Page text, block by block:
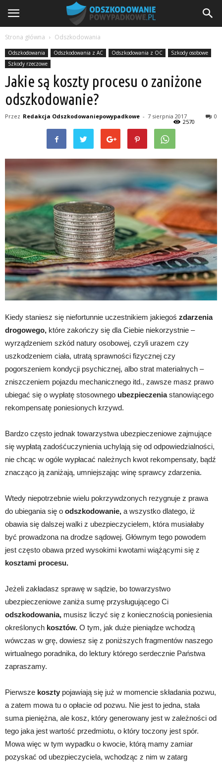
Strona główna Odszkodowania
Odszkodowania Odszkodowania z AC Odszkodowania z OC
Szkody osobowe
Szkody rzeczowe
Jakie są koszty procesu o zaniżone
odszkodowanie?
Przez Redakcja Odszkodowaniepowypadkowe - 7 sierpnia 2017 0
2570
Kiedy staniesz się niefortunnie uczestnikiem jakiegoś zdarzenia
drogowego, które zakończy się dla Ciebie niekorzystnie –
wyrządzeniem szkód natury osobowej, czyli urazem czy
uszkodzeniem ciała, utratą sprawności fizycznej czy
pogorszeniem kondycji psychicznej, albo strat materialnych –
zniszczeniem pojazdu mechanicznego itd., zawsze masz prawo
ubiegać się o wypłatę stosownego ubezpieczeniastanowiącego
rekompensatę poniesionych krzywd.
Bardzo często jednak towarzystwa ubezpieczeniowe zajmujące
się wypłatą zadośćuczynienia uchylają się od odpowiedzialności,
nie chcąc w ogóle wypłacać należnych kwot rekompensaty, bądź
znacząco ją zaniżają, umniejszając winę sprawcy zdarzenia.
Wtedy niepotrzebnie wielu pokrzywdzonych rezygnuje z prawa
do ubiegania się o odszkodowanie, a wszystko dlatego, iż
obawia się dalszej walki z ubezpieczycielem, która musiałaby
być prowadzona na drodze sądowej. Głównym tego powodem
jest często obawa przed wysokimi kwotami wiążącymi się z
kosztami procesu.
Jeżeli zakładasz sprawę w sądzie, bo towarzystwo
ubezpieczeniowe zaniża sumę przysługującego Ci
odszkodowania, musisz liczyć się z koniecznością poniesienia
określonych kosztów. O tym, jak duże pieniądze wchodzą
wówczas w grę, dowiesz się z poniższych fragmentów naszego
wirtualnego poradnika, do lektury którego serdecznie Państwa
zapraszamy.
Pierwsze koszty pojawiają się już w momencie składania pozwu,
a zatem mowa tu o opłacie od pozwu. Nie jest to jedna, stała
suma pieniężna, ale kosz, który generowany jest w zależności od
tego jaka jest wartość przedmiotu, o który toczony jest spór.
Mowa więc w tym wypadku o kwocie, którą mamy zamiar
pozyskać od ubezpieczyciela, wchodząc z nim w zatarg